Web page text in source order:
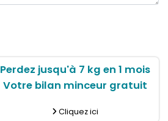
Perdez jusqu'à 7 kg en 1 mois
Votre bilan minceur gratuit
Cliquez ici